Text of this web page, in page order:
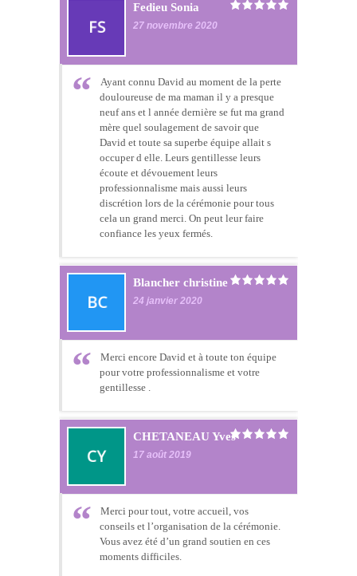
Fedieu Sonia
27 novembre 2020
Ayant connu David au moment de la perte
douloureuse de ma maman il y a presque
neuf ans et l année dernière se fut ma grand
mère quel soulagement de savoir que
David et toute sa superbe équipe allait s
occuper d elle. Leurs gentillesse leurs
écoute et dévouement leurs
professionnalisme mais aussi leurs
discrétion lors de la cérémonie pour tous
cela un grand merci. On peut leur faire
confiance les yeux fermés.
Blancher christine
24 janvier 2020
Merci encore David et à toute ton équipe
pour votre professionnalisme et votre
gentillesse .
CHETANEAU Yves
17 août 2019
Merci pour tout, votre accueil, vos
conseils et l’organisation de la cérémonie.
Vous avez été d’un grand soutien en ces
moments difficiles.